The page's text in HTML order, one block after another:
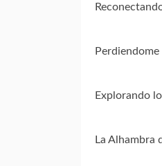
Perdiendome
Explorando
La Alhambra